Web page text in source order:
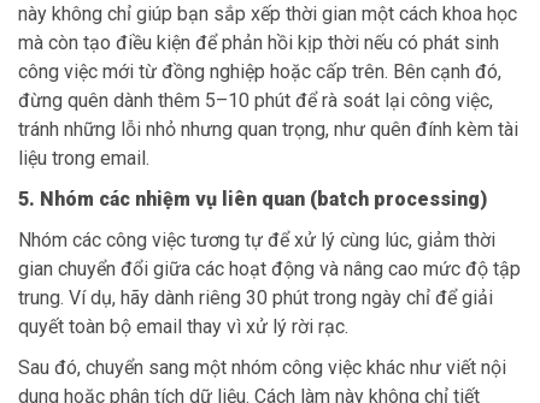
này không chỉ giúp bạn sắp xếp thời gian một cách khoa học
mà còn tạo điều kiện để phản hồi kịp thời nếu có phát sinh
công việc mới từ đồng nghiệp hoặc cấp trên. Bên cạnh đó,
đừng quên dành thêm 5–10 phút để rà soát lại công việc,
tránh những lỗi nhỏ nhưng quan trọng, như quên đính kèm tài
liệu trong email.
5. Nhóm các nhiệm vụ liên quan (batch processing)
Nhóm các công việc tương tự để xử lý cùng lúc, giảm thời
gian chuyển đổi giữa các hoạt động và nâng cao mức độ tập
trung. Ví dụ, hãy dành riêng 30 phút trong ngày chỉ để giải
quyết toàn bộ email thay vì xử lý rời rạc.
Sau đó, chuyển sang một nhóm công việc khác như viết nội
dung hoặc phân tích dữ liệu. Cách làm này không chỉ tiết